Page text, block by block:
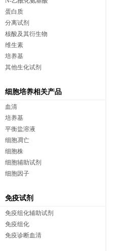
蛋白质
分离试剂
核酸及其衍生物
维生素
培养基
其他生化试剂
细胞培养相关产品
血清
培养基
平衡盐溶液
细胞凋亡
细胞株
细胞辅助试剂
细胞因子
免疫试剂
免疫组化辅助试剂
免疫组化
免疫诊断血清